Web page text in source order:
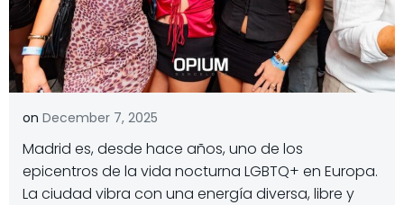
on December 7, 2025
Madrid es, desde hace años, uno de los
epicentros de la vida nocturna LGBTQ+ en Europa.
La ciudad vibra con una energía diversa, libre y